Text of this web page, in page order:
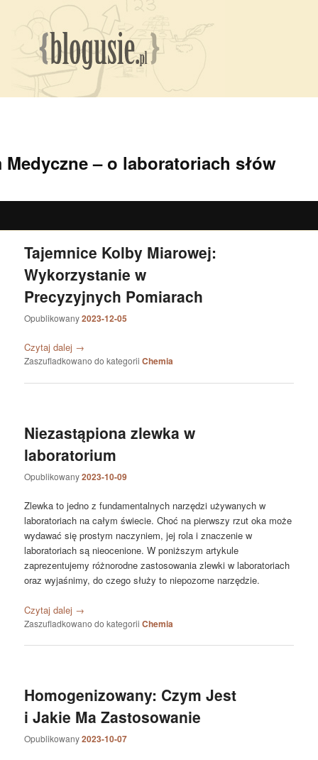
– o laboratoriach słów
Tajemnice Kolby Miarowej:
Wykorzystanie w
Precyzyjnych Pomiarach
Opublikowany2023-12-05
Czytaj dalej →
Zaszufladkowano do kategorii Chemia
Niezastąpiona zlewka w
laboratorium
Opublikowany2023-10-09
Zlewka to jedno z fundamentalnych narzędzi używanych w
laboratoriach na całym świecie. Choć na pierwszy rzut oka może
wydawać się prostym naczyniem, jej rola i znaczenie w
laboratoriach są nieocenione. W poniższym artykule
zaprezentujemy różnorodne zastosowania zlewki w laboratoriach
oraz wyjaśnimy, do czego służy to niepozorne narzędzie.
Czytaj dalej →
Zaszufladkowano do kategorii Chemia
Homogenizowany: Czym Jest
i Jakie Ma Zastosowanie
Opublikowany2023-10-07